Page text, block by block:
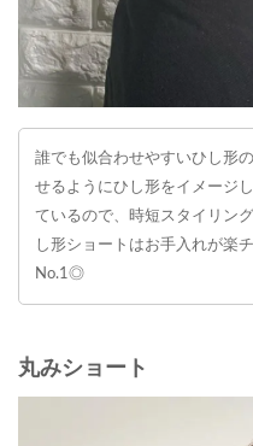
誰でも似合わせやすいひし形
せるようにひし形をイメージ
ているので、時短スタイリン
し形ショートはお手入れが楽
No.1◎
丸みショート